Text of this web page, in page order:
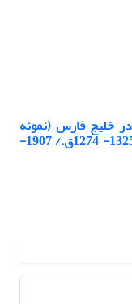
خلیج فارس (نمونه
موردی: حسین‌قلی‌خان نظام‌السلطنه مافی، 1325- 1274ق./ 1907-